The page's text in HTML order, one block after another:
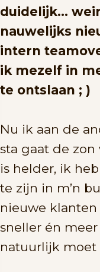
duidelijk…
nauwelijks
intern
ik mezelf in
te ontslaan ; )
Nu ik aan de
sta gaat de zon
is helder, ik
te zijn in m’n
nieuwe klanten
sneller én meer
natuurlijk moet